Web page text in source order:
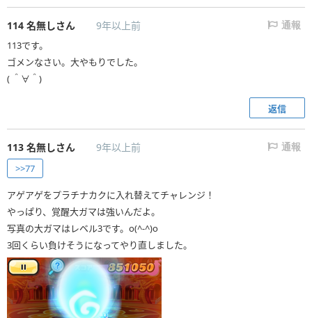
114 名無しさん 9年以上前 通報
113です。
ゴメンなさい。大やもりでした。
( ＾∀＾)
返信
113 名無しさん 9年以上前 通報
>>77
アゲアゲをプラチナカクに入れ替えてチャレンジ！
やっぱり、覚醒大ガマは強いんだよ。
写真の大ガマはレベル3です。o(^-^)o
3回くらい負けそうになってやり直しました。